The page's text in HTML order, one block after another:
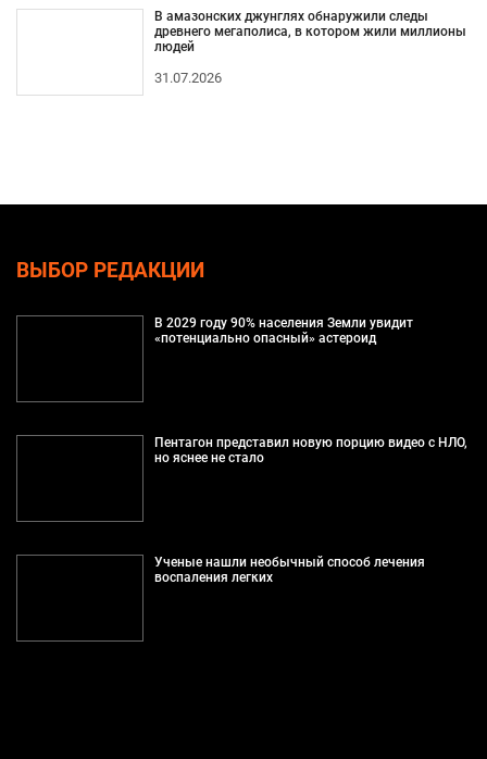
В амазонских джунглях обнаружили следы
древнего мегаполиса, в котором жили миллионы
людей
31.07.2026
ВЫБОР РЕДАКЦИИ
В 2029 году 90% населения Земли увидит
«потенциально опасный» астероид
Пентагон представил новую порцию видео с НЛО,
но яснее не стало
Ученые нашли необычный способ лечения
воспаления легких